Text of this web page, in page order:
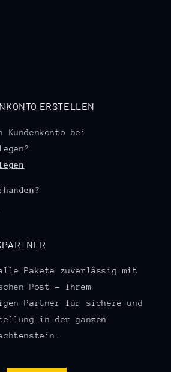
ERSTELLEN
Kundenkonto bei
Pakete zuverlässig mit
Post – Ihrem
Partner für sichere und
in der ganzen